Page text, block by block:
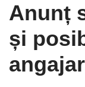
Anunț
și